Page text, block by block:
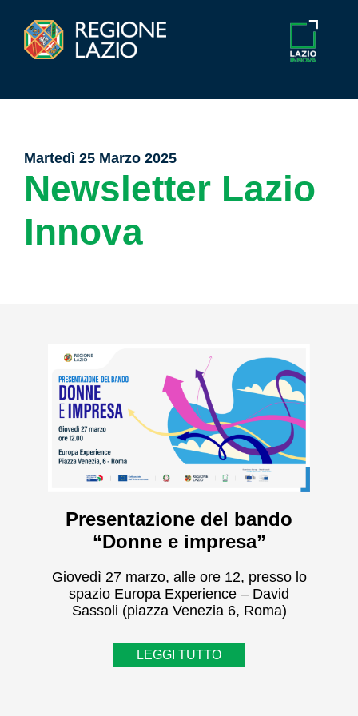
Martedì 25 Marzo 2025
Newsletter Lazio
Innova
Presentazione del bando
“Donne e impresa”
Giovedì 27 marzo, alle ore 12, presso lo
spazio Europa Experience – David
Sassoli (piazza Venezia 6, Roma)
LEGGI TUTTO